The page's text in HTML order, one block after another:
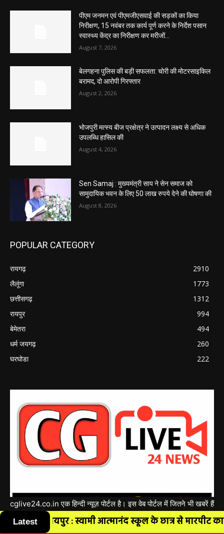
पीएम जनमन एवं पीएमजीएसवाई की सड़कों का किया
निरीक्षण, 15 नवंबर तक कार्य पूर्ण करने के निर्देश पसान
स्वास्थ्य केंद्र का निरीक्षण कर मरीजों...
August 7, 2026
बेलगहना पुलिस की बड़ी सफलता: चोरी की मोटरसाइकिल
बरामद, दो आरोपी गिरफ्तार
August 2, 2026
भोजपुरी मत्स्य बीज प्रक्षेत्र ने उत्पादन लक्ष्य से अधिक
उपलब्धि हासिल की
August 4, 2026
Sen Samaj : मुख्यमंत्री साय ने सेन समाज को
सामुदायिक भवन के लिए 50 लाख रुपये देने की घोषणा की
August 8, 2026
POPULAR CATEGORY
रायगढ़
2910
लैलूंगा
1773
छत्तीसगढ़
1312
रायपुर
994
बेमेतरा
494
धर्म जयगढ़
260
घरघोडा
222
cglive24.co.in एक हिन्दी न्यूज़ पोर्टल है। इस वेब पोर्टल में जितने भी खबरें हैं
तथ्यों के आधार पर व संवाददाताओं से प्राप्त स्क्रिप्ट अनुसार लगाई जाती है,
जिसमे किसी भी प्रकार की विवाद की स्थिति में उसका न्यायालीन क्षेत्र घरघोड़ा
Latest
स्कूल के छात्र से मारपीट का वीडियो वायरल, परिजनों ने था...